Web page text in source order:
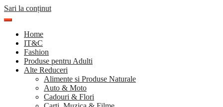
Sari la conținut
Home
IT&C
Fashion
Produse pentru Adulti
Alte Reduceri
Alimente si Produse Naturale
Auto & Moto
Cadouri & Flori